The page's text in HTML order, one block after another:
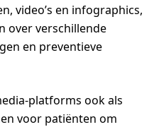
video’s en infographics,
over verschillende
en preventieve
platforms ook als
voor patiënten om